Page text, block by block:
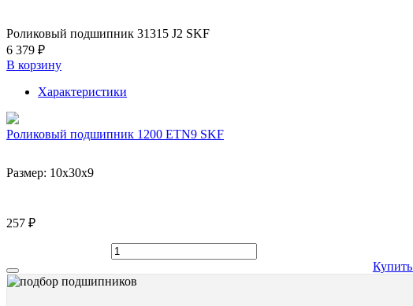
Роликовый подшипник 31315 J2 SKF
6 379 ₽
В корзину
Характеристики
Роликовый подшипник 1200 ETN9 SKF
Размер: 10x30x9
257 ₽